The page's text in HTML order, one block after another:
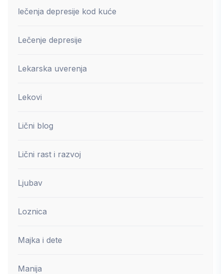
lečenja depresije kod kuće
Lečenje depresije
Lekarska uverenja
Lekovi
Lični blog
Lični rast i razvoj
Ljubav
Loznica
Majka i dete
Manija